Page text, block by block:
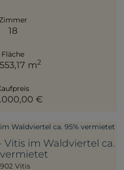
18
Fläche
m2
€
Vitis im Waldviertel ca.
vermietet
Vitis